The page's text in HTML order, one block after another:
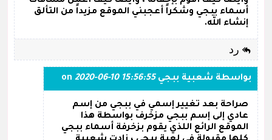
أسماء ببجي وشكراً أعجبني الموقع مزيداً من التألق
إنشاء الله.
رد
بواسطة شعبية ببجي on
2020-06-10 15:56:55
صراحة بعد تغيير إسمي في ببجي من إسم
عادي إلى إسم ببجي مزخرف بواسطة هذا
الموقع الرائع اللذي يقوم بزخرفة أسماء ببجي